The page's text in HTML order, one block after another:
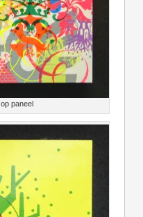
paneel